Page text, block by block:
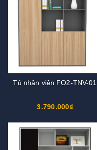
Tủ nhân viên FO2-TNV-01
3.790.000₫